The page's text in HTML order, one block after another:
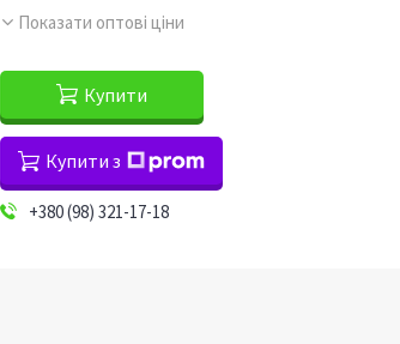
Показати оптові ціни
Купити
Купити з
+380 (98) 321-17-18